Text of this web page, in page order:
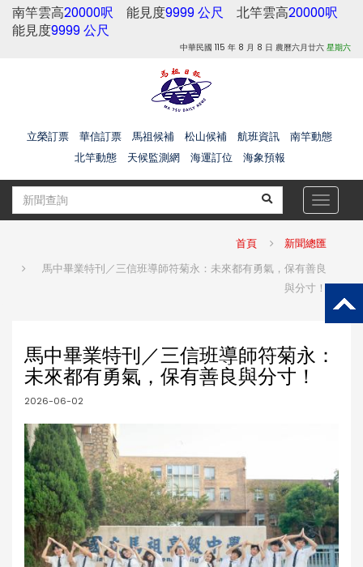
南竿雲高20000呎 能見度9999 公尺 北竿雲高20000呎
能見度9999 公尺
中華民國 115 年 8 月 8 日 農曆六月廿六 星期六
立榮訂票 華信訂票 馬祖候補 松山候補 航班資訊
南竿動態
北竿動態
天候監測網 海運訂位 海象預報
Toggle
首頁 新聞總匯
馬中畢業特刊／三信班導師符菊永：未來都有勇氣，保有善良
與分寸！
馬中畢業特刊／三信班導師符菊永：
未來都有勇氣，保有善良與分寸！
2026-06-02